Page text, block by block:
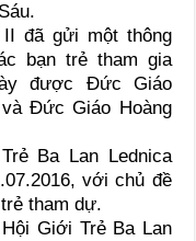
đã gửi một thông
bạn trẻ tham gia
được Đức Giáo
Đức Giáo Hoàng
Ba Lan Lednica
với chủ đề
tham dự.
Giới Trẻ Ba Lan